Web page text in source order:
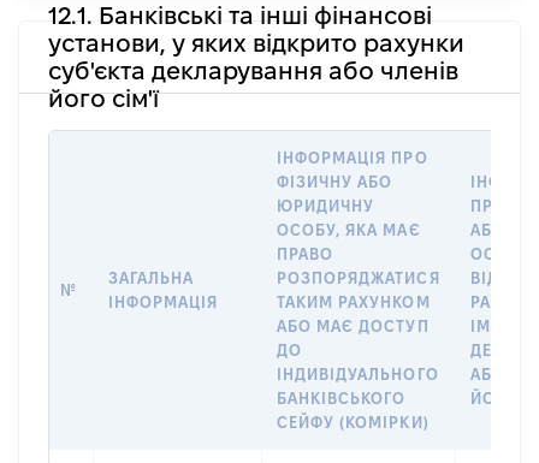
12.1. Банківські та інші фінансові
установи, у яких відкрито рахунки
суб'єкта декларування або членів
його сім'ї
№
ЗАГАЛЬНА
ІНФОРМАЦІЯ
ІНФОРМАЦІЯ ПРО
ФІЗИЧНУ АБО
ЮРИДИЧНУ
ОСОБУ, ЯКА МАЄ
ПРАВО
РОЗПОРЯДЖАТИСЯ
ТАКИМ РАХУНКОМ
АБО МАЄ ДОСТУП
ДО
ІНДИВІДУАЛЬНОГО
БАНКІВСЬКОГО
СЕЙФУ (КОМІРКИ)
ПРО
АБО
ОСОБУ,
ІМ’Я
АБО
ЙОГО